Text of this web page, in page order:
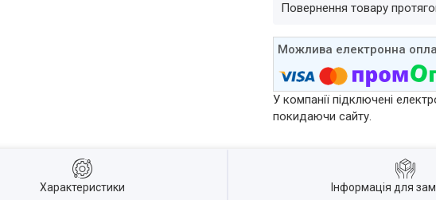
повернення товару
У компанії підключені
покидаючи сайту.
Характеристики Інформація для